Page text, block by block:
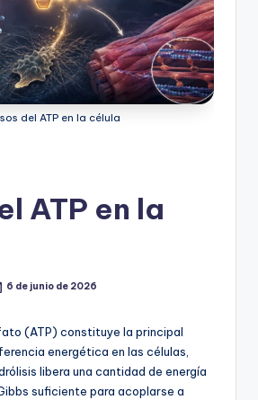
del ATP en la célula
ATP en la
6 de junio de 2026
(ATP) constituye la principal
energética en las células,
libera una cantidad de energía
suficiente para acoplarse a